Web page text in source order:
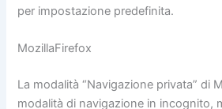
per impostazione predefinita.
MozillaFirefox
La modalità “Navigazione privata” di
modalità di navigazione in incognito,